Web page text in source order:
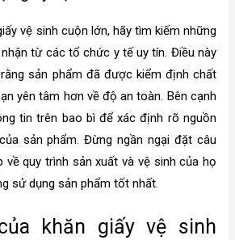
vệ sinh cuộn lớn, hãy tìm kiếm những
từ các tổ chức y tế uy tín. Điều này
sản phẩm đã được kiểm định chất
yên tâm hơn về độ an toàn. Bên cạnh
tin trên bao bì để xác định rõ nguồn
sản phẩm. Đừng ngần ngại đặt câu
về quy trình sản xuất và vệ sinh của họ
sử dụng sản phẩm tốt nhất.
khăn giấy vệ sinh